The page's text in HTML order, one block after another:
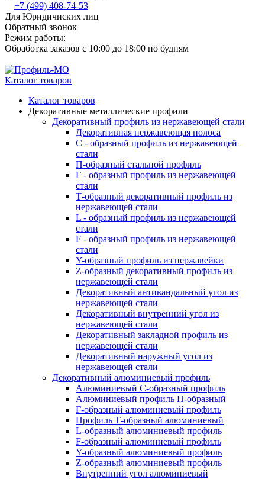
+7 (499) 408-74-53
Для Юридичиских лиц
Обратный звонок
Режим работы:
Обработка заказов с 10:00 до 18:00 по будням
Каталог товаров
Каталог товаров
Декоративные металлические профили
Декоративный профиль из нержавеющей стали
Декоративная нержавеющая полоса
С - образный профиль из нержавеющей
стали
П-образный стальной профиль
Г - образный профиль из нержавеющей
стали
Т-образный декоративный профиль из
нержавеющей стали
L - образный профиль из нержавеющей
стали
F - образный профиль из нержавеющей
стали
Y-образный профиль из нержавейки
Z-образный декоративный профиль из
нержавеющей стали
Декоративный антивандальный угол из
нержавеющей стали
Декоративный внутренний угол из
нержавеющей стали
Декоративный закладной профиль из
нержавеющей стали
Декоративный наружный угол из
нержавеющей стали
Декоративный алюминиевый профиль
Алюминиевый С-образный профиль
Алюминиевый профиль П-образный
Г-образный алюминиевый профиль
Профиль Т-образный алюминиевый
L-образный алюминиевый профиль
F-образный алюминиевый профиль
Y-образный алюминиевый профиль
Z-образный алюминиевый профиль
Внутренний угол алюминиевый